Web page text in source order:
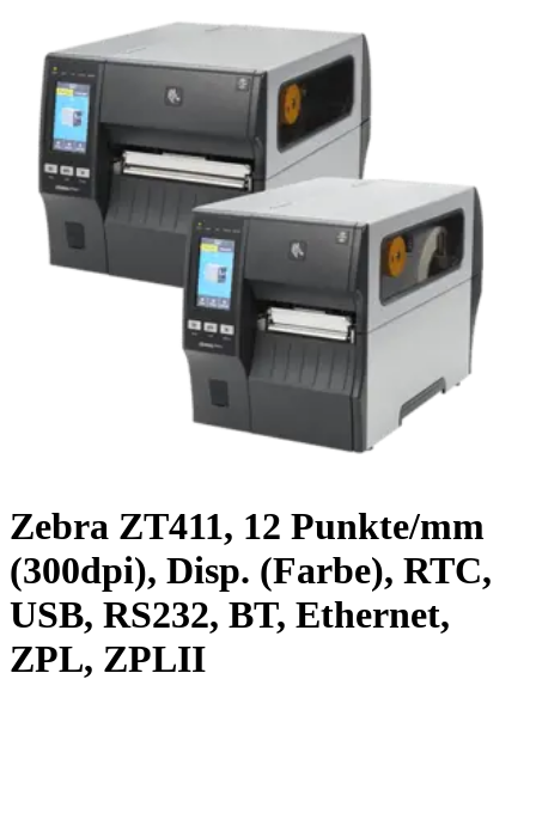
Zebra ZT411, 12 Punkte/mm
(300dpi), Disp. (Farbe), RTC,
USB, RS232, BT, Ethernet,
ZPL, ZPLII